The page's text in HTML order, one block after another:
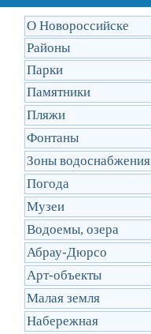
О Новороссийске
Районы
Парки
Памятники
Пляжи
Фонтаны
Зоны водоснабжения
Погода
Музеи
Водоемы, озера
Абрау-Дюрсо
Арт-объекты
Малая земля
Набережная